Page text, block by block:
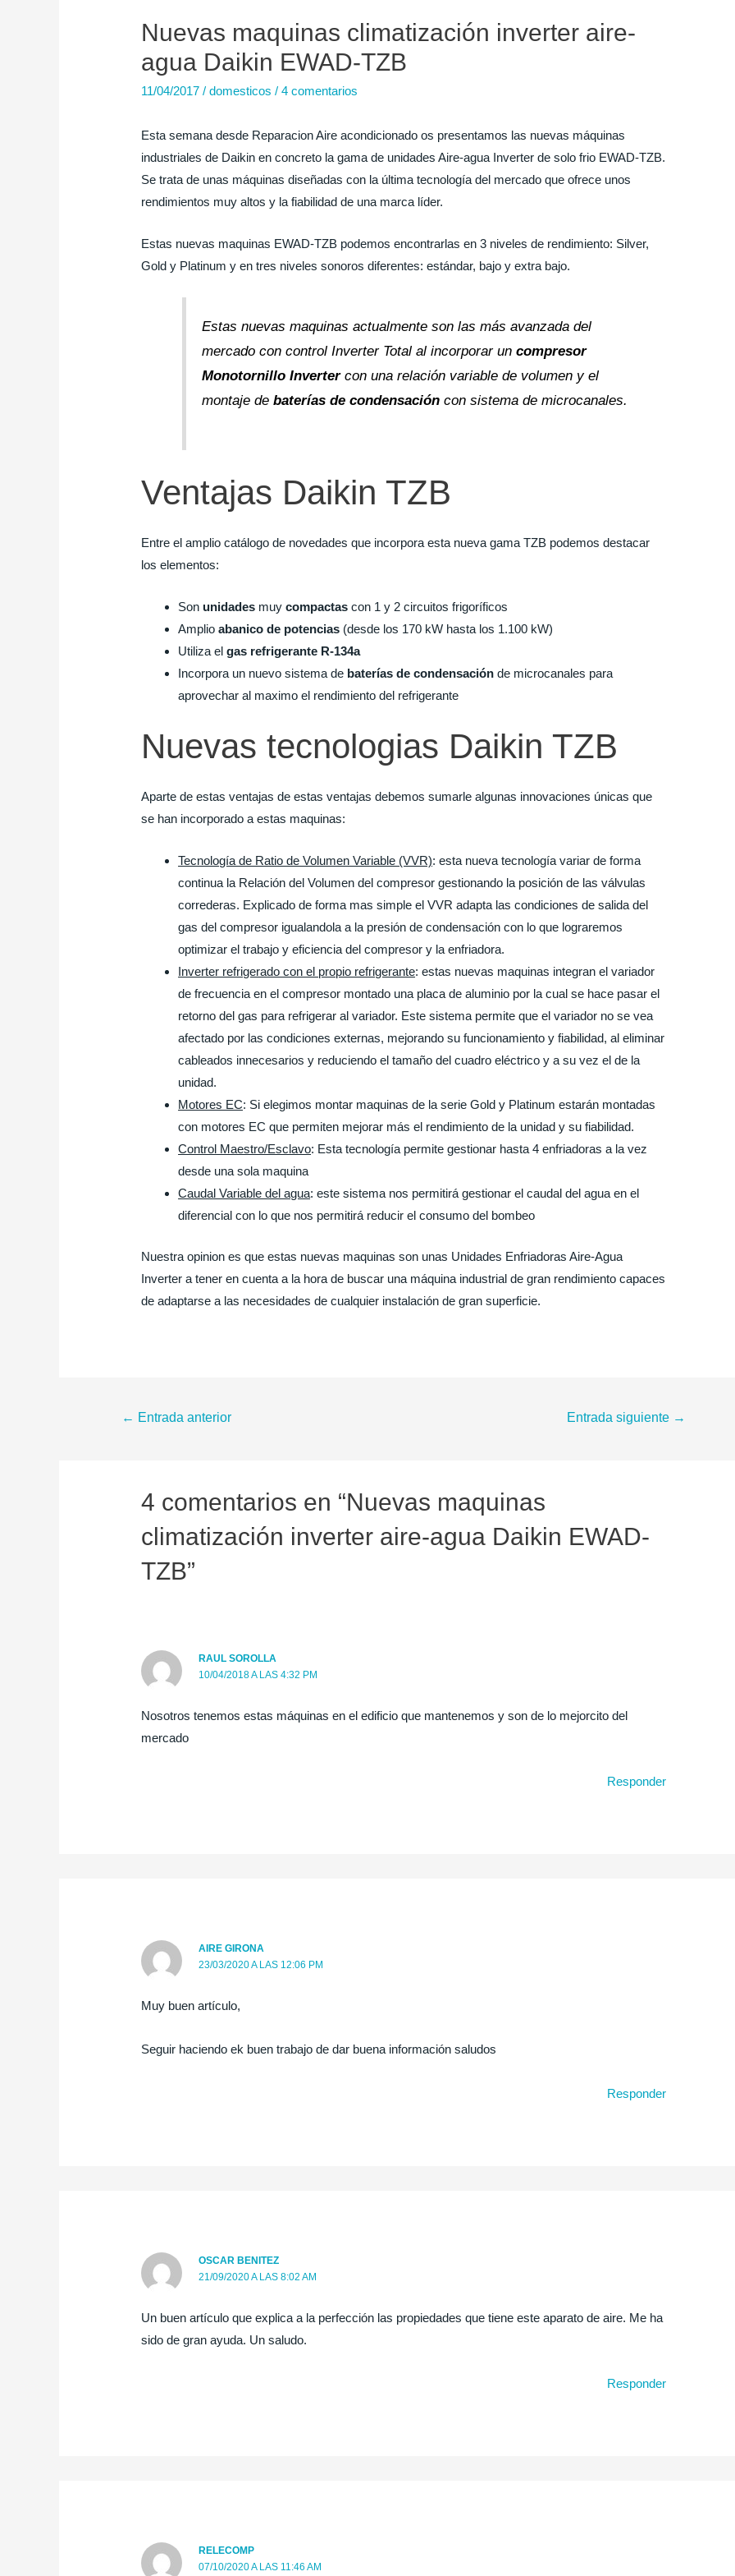
Nuevas maquinas climatización inverter aire-
agua Daikin EWAD-TZB
11/04/2017 /domesticos /4 comentarios
Esta semana desde Reparacion Aire acondicionado os presentamos las nuevas máquinas
industriales de Daikin en concreto la gama de unidades Aire-agua Inverter de solo frio EWAD-TZB.
Se trata de unas máquinas diseñadas con la última tecnología del mercado que ofrece unos
rendimientos muy altos y la fiabilidad de una marca líder.
Estas nuevas maquinas EWAD-TZB podemos encontrarlas en 3 niveles de rendimiento: Silver,
Gold y Platinum y en tres niveles sonoros diferentes: estándar, bajo y extra bajo.
Estas nuevas maquinas actualmente son las más avanzada del
mercado con control Inverter Total al incorporar uncompresor
Monotornillo Invertercon una relación variable de volumen y el
montaje debaterías de condensación con sistema de microcanales.
Ventajas Daikin TZB
Entre el amplio catálogo de novedades que incorpora esta nueva gama TZB podemos destacar
los elementos:
Son unidades muycompactas con 1 y 2 circuitos frigoríficos
Amplioabanico de potencias (desde los 170 kW hasta los 1.100 kW)
Utiliza elgas refrigerante R-134a
Incorpora un nuevo sistema de baterías de condensación de microcanales para
aprovechar al maximo el rendimiento del refrigerante
Nuevas tecnologias Daikin TZB
Aparte de estas ventajas de estas ventajas debemos sumarle algunas innovaciones únicas que
se han incorporado a estas maquinas:
Tecnología de Ratio de Volumen Variable (VVR): esta nueva tecnología variar de forma
continua la Relación del Volumen del compresor gestionando la posición de las válvulas
correderas. Explicado de forma mas simple el VVR adapta las condiciones de salida del
gas del compresor igualandola a la presión de condensación con lo que lograremos
optimizar el trabajo y eficiencia del compresor y la enfriadora.
Inverter refrigerado con el propio refrigerante: estas nuevas maquinas integran el variador
de frecuencia en el compresor montado una placa de aluminio por la cual se hace pasar el
retorno del gas para refrigerar al variador. Este sistema permite que el variador no se vea
afectado por las condiciones externas, mejorando su funcionamiento y fiabilidad, al eliminar
cableados innecesarios y reduciendo el tamaño del cuadro eléctrico y a su vez el de la
unidad.
Motores EC: Si elegimos montar maquinas de la serie Gold y Platinum estarán montadas
con motores EC que permiten mejorar más el rendimiento de la unidad y su fiabilidad.
Control Maestro/Esclavo: Esta tecnología permite gestionar hasta 4 enfriadoras a la vez
desde una sola maquina
Caudal Variable del agua: este sistema nos permitirá gestionar el caudal del agua en el
diferencial con lo que nos permitirá reducir el consumo del bombeo
Nuestra opinion es que estas nuevas maquinas son unas Unidades Enfriadoras Aire-Agua
Inverter a tener en cuenta a la hora de buscar una máquina industrial de gran rendimiento capaces
de adaptarse a las necesidades de cualquier instalación de gran superficie.
Navegación
← Entrada anterior Entrada siguiente →
4 comentarios en “Nuevas maquinas
climatización inverter aire-agua Daikin EWAD-
TZB”
RAUL SOROLLA
10/04/2018 A LAS 4:32 PM
Nosotros tenemos estas máquinas en el edificio que mantenemos y son de lo mejorcito del
mercado
Responder
AIRE GIRONA
23/03/2020 A LAS 12:06 PM
Muy buen artículo,
Seguir haciendo ek buen trabajo de dar buena información saludos
Responder
OSCAR BENITEZ
21/09/2020 A LAS 8:02 AM
Un buen artículo que explica a la perfección las propiedades que tiene este aparato de aire. Me ha
sido de gran ayuda. Un saludo.
Responder
RELECOMP
07/10/2020 A LAS 11:46 AM